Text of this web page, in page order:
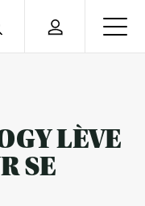
LÈVE
SE